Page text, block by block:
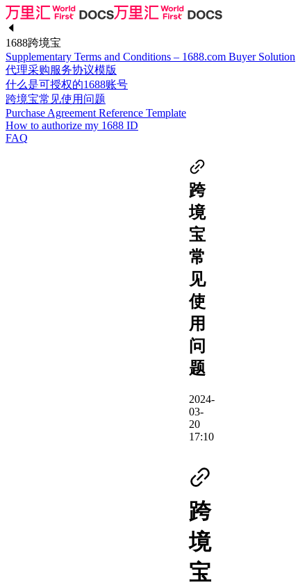
1688跨境宝
Supplementary Terms and Conditions – 1688.com Buyer Solution
代理采购服务协议模版
什么是可授权的1688账号
跨境宝常见使用问题
Purchase Agreement Reference Template
How to authorize my 1688 ID
FAQ
跨
境
宝
常
见
使
用
问
题
2024-
03-
20
17:10
跨
境
宝